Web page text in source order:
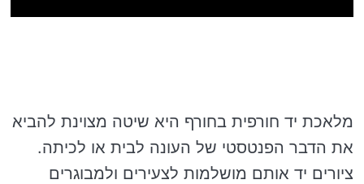
מלאכת יד חורפית בחורף היא שיטה מצוינת להביא
את הדבר הפנטסטי של העונה לבית או לכיתה.
ציורים יד אותם מושלמות לצעירים ולמבוגרים